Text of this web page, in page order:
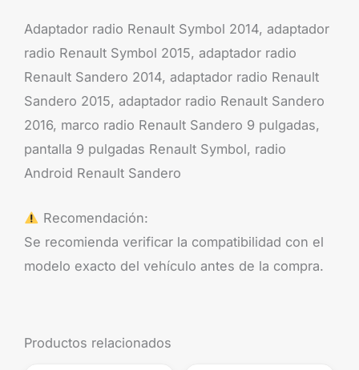
Adaptador radio Renault Symbol 2014, adaptador
radio Renault Symbol 2015, adaptador radio
Renault Sandero 2014, adaptador radio Renault
Sandero 2015, adaptador radio Renault Sandero
2016, marco radio Renault Sandero 9 pulgadas,
pantalla 9 pulgadas Renault Symbol, radio
Android Renault Sandero
Recomendación:
Se recomienda verificar la compatibilidad con el
modelo exacto del vehículo antes de la compra.
Productos relacionados